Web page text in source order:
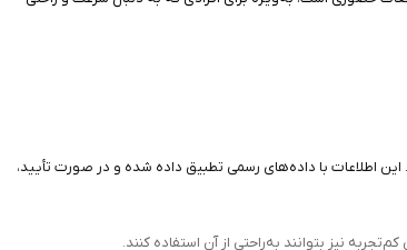
این اطلاعات با داده‌های رسمی تطبیق داده شده و در صورت تأیید،
نیز بتوانند به‌راحتی از آن استفاده کنند.